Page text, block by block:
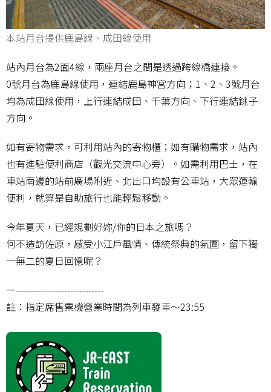
本站月台提供鹿島線、成田線使用
站內月台為2面4線，兩座月台之間是透過跨線橋連接。
0號月台為鹿島線使用，連結鹿島神宮方向；1、2、3號月台
均為成田線使用，上行連結成田、千葉方向、下行連結銚子
方向。
如有寄物需求，可利用站內的寄物櫃；如有購物需求，站內
也有進駐便利商店（觀光交流中心旁）。如需利用巴士，在
車站南邊的站前廣場附近、北出口均設有公車站，大眾運輸
便利，就算是自助旅行也能輕鬆移動。
今年夏天，已經規劃好妳/你的日本之旅嗎？
何不造訪佐原，感受小江戶風情、傳統祭典的氛圍，留下獨
一無二的夏日回憶呢？
—-----------------------------
註：指定席售票機營業時間為列車發車～23:55